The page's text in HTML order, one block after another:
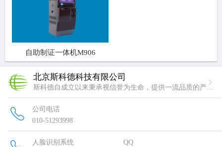
自助制证一体机M906
北京斯科德科技有限公司
斯科德自成立以来秉承视信誉为生命，提供一流品质的产品与服务的经营理念。我们用专业成就卓越，做行业中专业的企业，用技术铸造品质，使斯科德成为用户最放心满意的企业。
公司电话
010-51293998
人脸识别系统
QQ